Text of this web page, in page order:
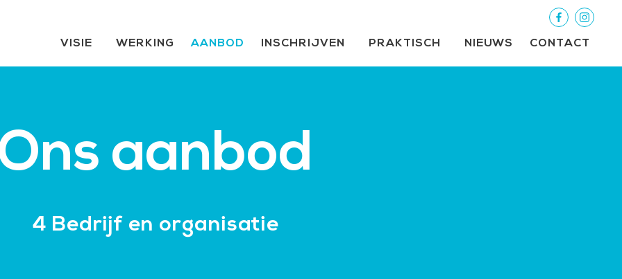
VISIE WERKING AANBOD INSCHRIJVEN PRAKTISCH NIEUWS CONTACT
aanbod
4 Bedrijf en organisatie